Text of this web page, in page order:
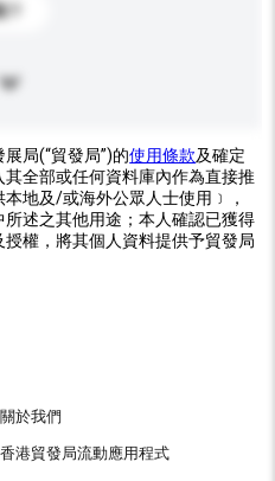
局(“貿發局”)的使用條款及確定
全部或任何資料庫內作為直接推
地及/或海外公眾人士使用﹞，
所述之其他用途；本人確認已獲得
權，將其個人資料提供予貿發局
關於我們
香港貿發局流動應用程式